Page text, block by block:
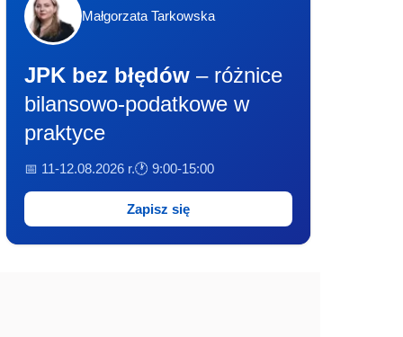
Małgorzata Tarkowska
JPK bez błędów – różnice
bilansowo-podatkowe w
praktyce
📅 11-12.08.2026 r.🕐 9:00-15:00
Zapisz się